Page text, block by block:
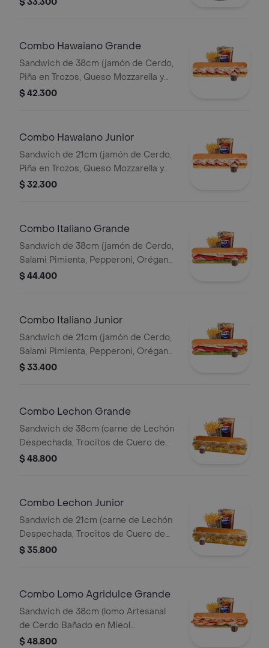
Combo Hawaiano Grande
Sandwich de 38cm (jamón de Cerdo,
Piña en Trozos, Queso Mozzarella y
Mayonesa) Papa Francesa 140gr
$ 42.300
Combo Hawaiano Junior
Sandwich de 21cm (jamón de Cerdo,
Piña en Trozos, Queso Mozzarella y
Mayonesa) Papa Francesa 140gr
$ 32.300
Combo Italiano Grande
Sandwich de 38cm (jamón de Cerdo,
Salami Pimienta, Pepperoni, Orégano,
Queso Parmesano, Queso Mozzarella,
$ 44.400
Combo Italiano Junior
Sandwich de 21cm (jamón de Cerdo,
Salami Pimienta, Pepperoni, Orégano,
Queso Parmesano, Queso Mozzarella,
$ 33.400
Combo Lechon Grande
Sandwich de 38cm (carne de Lechón
Despechada, Trocitos de Cuero de
Lechón, Queso Mozzarella, Lechuga y
$ 48.800
Combo Lechon Junior
Sandwich de 21cm (carne de Lechón
Despechada, Trocitos de Cuero de
Lechón, Queso Mozzarella, Lechuga y
$ 35.800
Combo Lomo Agridulce Grande
Sandwich de 38cm (lomo Artesanal
de Cerdo Bañado en Mieol
Mostaza,queso
$ 48.800